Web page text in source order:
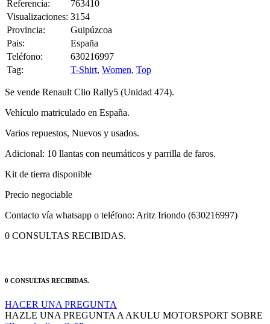
Provincia:
Guipúzcoa
Pais:
España
Teléfono:
630216997
Tag:
T-Shirt,Women
Se vende Renault Clio Rally5 (Unidad 474).
Vehículo matriculado en España.
Varios repuestos, Nuevos y usados.
Adicional: 10 llantas con neumáticos y parrilla de faros.
Kit de tierra disponible
Precio negociable
Contacto vía whatsapp o teléfono: Aritz Iriondo (630216997)
0 CONSULTAS RECIBIDAS.
HAZLE UNA PREGUNTA A AKULU MOTORSPORT SOBRE
“Renault clio rally5”